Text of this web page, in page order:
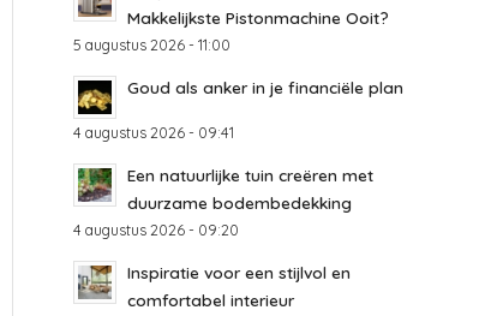
Makkelijkste Pistonmachine Ooit?
5 augustus 2026 - 11:00
Goud als anker in je financiële plan
4 augustus 2026 - 09:41
Een natuurlijke tuin creëren met
duurzame bodembedekking
4 augustus 2026 - 09:20
Inspiratie voor een stijlvol en
comfortabel interieur